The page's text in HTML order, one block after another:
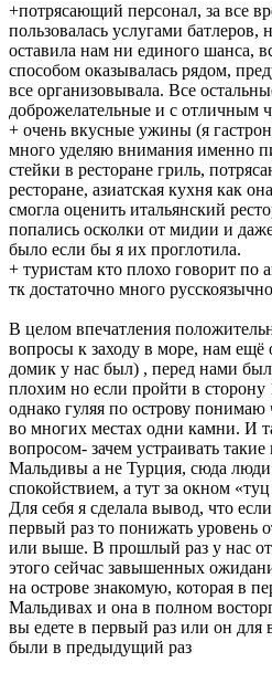
+потрясающий персонал, за все
пользовалась услугами батлеров,
оставила нам ни единого шанса,
способом оказывалась рядом,
все организовывала. Все
доброжелательные и с отличным
+ очень вкусные ужины (я
много уделяю внимания именно
стейки в ресторане гриль,
ресторане, азиатская кухня как
смогла оценить итальянский
попались осколки от мидии и
было если бы я их проглотила.
+ туристам кто плохо говорит по
тк достаточно много
В целом впечатления
вопросы к заходу в море, нам ещё
домик у нас был) , перед нами
плохим но если пройти в сторону
однако гуляя по острову
во многих местах одни камни. И
вопросом- зачем устраивать
Мальдивы а не Турция, сюда люди
спокойствием, а тут за окном
Для себя я сделала вывод, что
первый раз то понижать уровень
или выше. В прошлый раз у нас
этого сейчас завышенных
на острове знакомую, которая в
Мальдивах и она в полном
вы едете в первый раз или он
были в предыдущий раз